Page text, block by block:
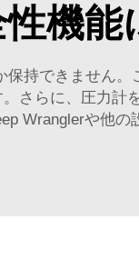
機能
持できません
さらに、圧力計
Wranglerや他